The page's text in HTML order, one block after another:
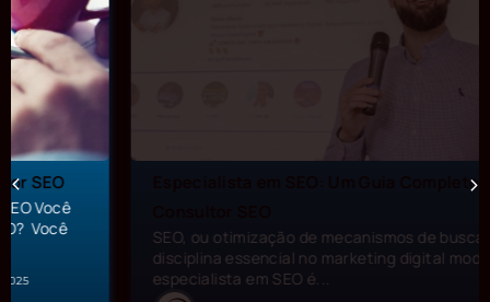
Especialista em SEO: Um Guia Completo do
Consultor SEO
SEO, ou otimização de mecanismos de busca, é uma
disciplina essencial no marketing digital moderno. Um
especialista em SEO é...